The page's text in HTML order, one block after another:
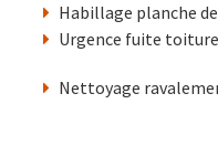
Habillage planche
Urgence fuite
Nettoyage